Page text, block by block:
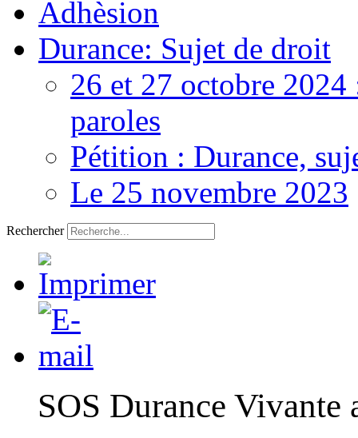
Adhèsion
Durance: Sujet de droit
26 et 27 octobre 2024
paroles
Pétition : Durance,
Le 25 novembre 2023
Rechercher
SOS Durance Vivante